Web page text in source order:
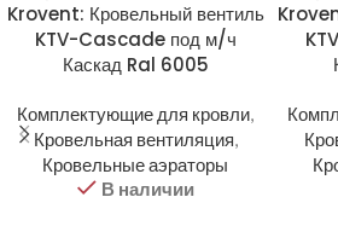
Krovent: Кровельный вентиль
KTV-Cascade под м/ч
Каскад Ral 6005
Комплектующие для кровли,
Кровельная вентиляция,
Кровельные аэраторы
В наличии